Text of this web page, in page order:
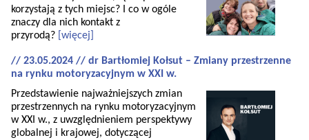
korzystają z tych miejsc? I co w ogóle
znaczy dla nich kontakt z
przyrodą? [więcej]
// 23.05.2024 // dr Bartłomiej Kołsut – Zmiany przestrzenne
na rynku motoryzacyjnym w XXI w.
Przedstawienie najważniejszych zmian
przestrzennych na rynku motoryzacyjnym
w XXI w., z uwzględnieniem perspektywy
globalnej i krajowej, dotyczącej